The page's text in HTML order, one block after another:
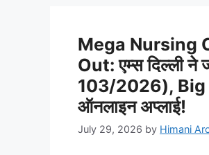
Mega Nursing
Out: एम्स दिल्ली ने
103/2026), Big
ऑनलाइन अप्लाई!
July 29, 2026 by Himani